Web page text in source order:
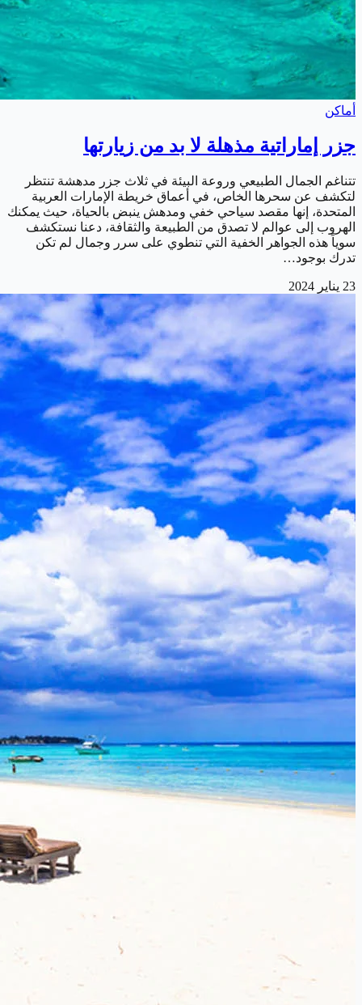
أماكن
جزر إماراتية مذهلة لا بد من زيارتها
تتناغم الجمال الطبيعي وروعة البيئة في ثلاث جزر مدهشة تنتظر
لتكشف عن سحرها الخاص، في أعماق خريطة الإمارات العربية
المتحدة، إنها مقصد سياحي خفي ومدهش ينبض بالحياة، حيث يمكنك
الهروب إلى عوالم لا تصدق من الطبيعة والثقافة، دعنا نستكشف
سوياً هذه الجواهر الخفية التي تنطوي على سرر وجمال لم تكن
تدرك بوجود…
23 يناير 2024